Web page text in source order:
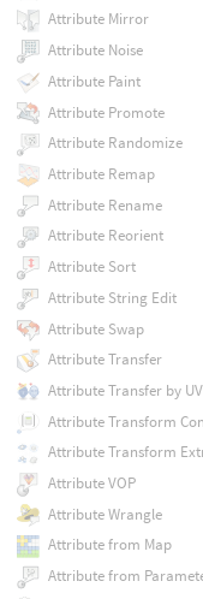
Attribute Mirror
Attribute Noise
Attribute Paint
Attribute Promote
Attribute Randomize
Attribute Remap
Attribute Rename
Attribute Reorient
Attribute Sort
Attribute String Edit
Attribute Swap
Attribute Transfer
Attribute Transfer by UV
Attribute Transform
Attribute Transform
Attribute VOP
Attribute Wrangle
Attribute from Map
Attribute from